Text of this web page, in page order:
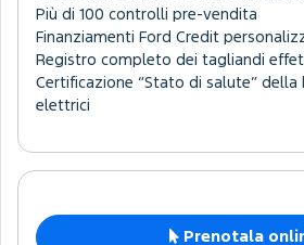
Più di 100 controlli pre-vendita
Finanziamenti Ford Credit
Registro completo dei tagliandi
Certificazione “Stato di salute”
elettrici
Prenotala